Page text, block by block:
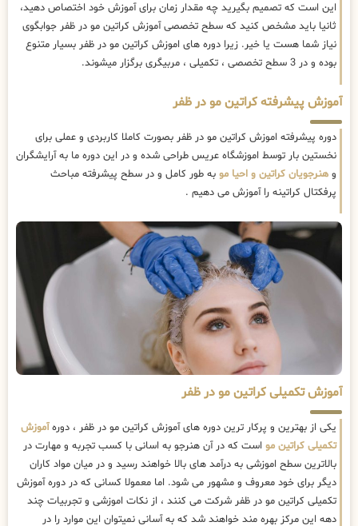
این است که تصمیم بگیرید چه مقدار زمان برای آموزش خود اختصاص دهید،
ثانیا باید مشخص کنید که سطح تخصصی آموزش کراتین مو در ظفر جوابگوی
نیاز شما هست یا خیر. زیرا دوره های اموزش کراتین مو در ظفر بسیار متنوع
بوده و در 3 سطح تخصصی ، تکمیلی ، مربیگری برگزار میشوند.
آموزش پیشرفته کراتین مو در ظفر
دوره پیشرفته اموزش کراتین مو در ظفر بصورت کاملا کاربردی و عملی برای
نخستین بار توسط اموزشگاه عریس طراحی شده و در این دوره ما به آرایشگران
و هنرجویان کراتین و احیا مو به طور کامل و در سطح پیشرفته مباحث
پرفکتال کراتینه را آموزش می دهیم .
آموزش تکمیلی کراتین مو در ظفر
یکی از بهترین و پرکار ترین دوره های آموزش کراتین مو در ظفر ، دورهآموزش
تکمیلی کراتین مو است که در آن هنرجو به اسانی با کسب تجربه و مهارت در
بالاترین سطح اموزشی به درآمد های بالا خواهند رسید و در میان مواد کاران
دیگر برای خود معروف و مشهور می شود. اما معمولا کسانی که در دوره آموزش
تکمیلی کراتین مو در ظفر شرکت می کنند ، از نکات اموزشی و تجربیات چند
دهه این مرکز بهره مند خواهند شد که به آسانی نمیتوان این موارد را در